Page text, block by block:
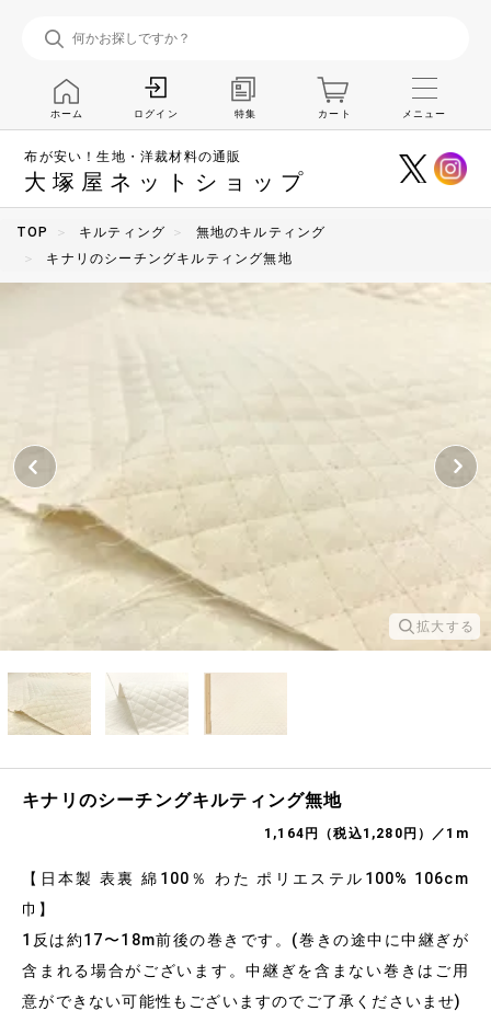
布が安い！生地・洋裁材料の通販
大塚屋ネットショップ
ホーム ログイン 特集 カート メニュー
TOP キルティング
無地のキルティング
キナリのシーチングキルティング無地
拡大する
キナリのシーチングキルティング無地
1,164円（税込1,280円）／1m
【日本製 表裏 綿100％ わた ポリエステル100% 106cm
巾】
1反は約17〜18m前後の巻きです。(巻きの途中に中継ぎが
含まれる場合がございます。中継ぎを含まない巻きはご用
意ができない可能性もございますのでご了承くださいませ)